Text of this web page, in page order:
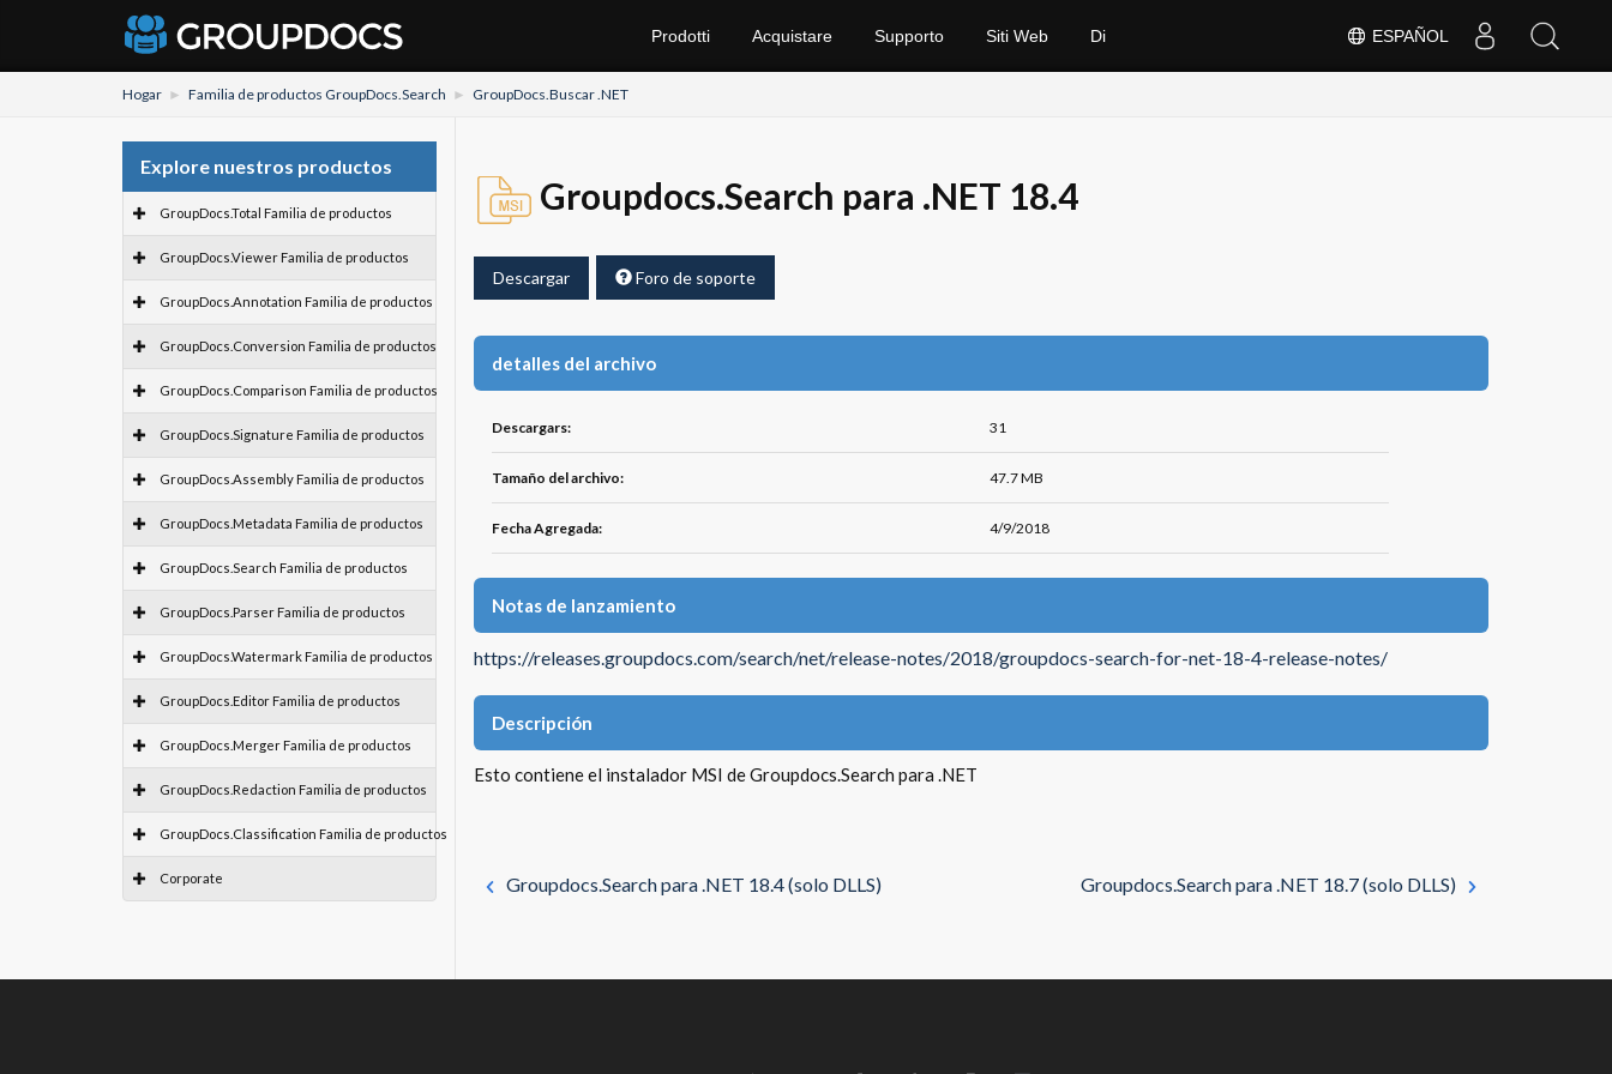
ESPAÑOL
Prodotti Acquistare Supporto Siti Web Di
Hogar Familia de productos GroupDocs.Search GroupDocs.Buscar .NET
Explore nuestros productos
GroupDocs.Total Familia de productos
GroupDocs.Viewer Familia de productos
GroupDocs.Annotation Familia de productos
GroupDocs.Conversion Familia de productos
GroupDocs.Comparison Familia de productos
GroupDocs.Signature Familia de productos
GroupDocs.Assembly Familia de productos
GroupDocs.Metadata Familia de productos
GroupDocs.Search Familia de productos
GroupDocs.Parser Familia de productos
GroupDocs.Watermark Familia de productos
GroupDocs.Editor Familia de productos
GroupDocs.Merger Familia de productos
GroupDocs.Redaction Familia de productos
GroupDocs.Classification Familia de productos
Corporate
Groupdocs.Search para .NET 18.4
Descargar Foro de soporte
detalles del archivo
Descargars: 31
Tamaño del archivo: 47.7 MB
Fecha Agregada: 4/9/2018
Notas de lanzamiento
https://releases.groupdocs.com/search/net/release-notes/2018/groupdocs-search-for-net-18-4-release-notes/
Descripción
Esto contiene el instalador MSI de Groupdocs.Search para .NET
Groupdocs.Search para .NET 18.4 (solo DLLS) Groupdocs.Search para .NET 18.7 (solo DLLS)